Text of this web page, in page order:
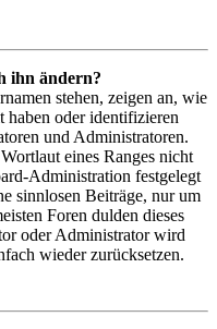
ihn ändern?
stehen, zeigen an, wie
haben oder identifizieren
und Administratoren.
eines Ranges nicht
Administration festgelegt
sinnlosen Beiträge, nur um
Foren dulden dieses
oder Administrator wird
wieder zurücksetzen.